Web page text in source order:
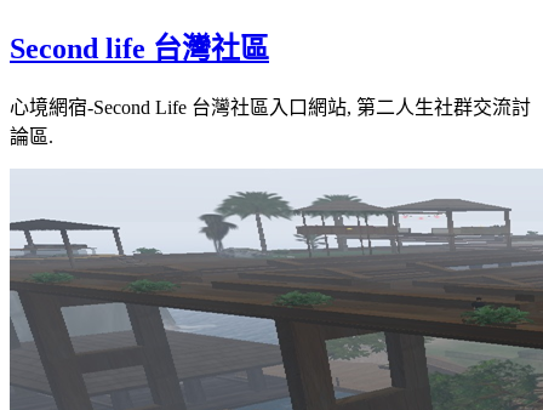
to
Second life 台灣社區
心境網宿-Second Life 台灣社區入口網站, 第二人生社群交流討
論區.